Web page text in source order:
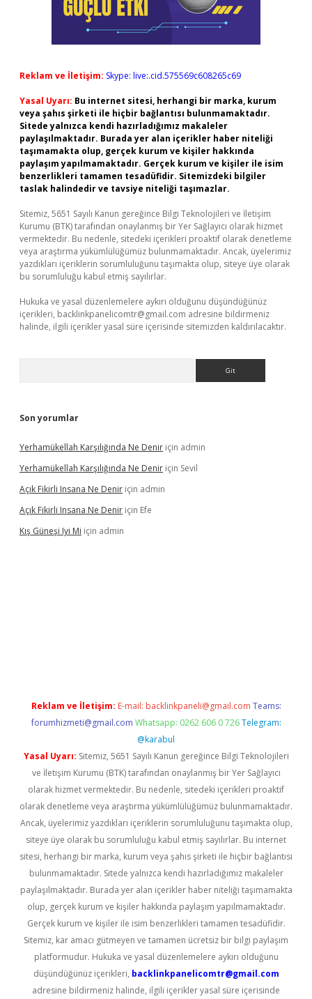
Reklam ve İletişim: Skype: live:.cid.575569c608265c69
Yasal Uyarı: Bu internet sitesi, herhangi bir marka, kurum
veya şahıs şirketi ile hiçbir bağlantısı bulunmamaktadır.
Sitede yalnızca kendi hazırladığımız makaleler
paylaşılmaktadır. Burada yer alan içerikler haber niteliği
taşımamakta olup, gerçek kurum ve kişiler hakkında
paylaşım yapılmamaktadır. Gerçek kurum ve kişiler ile isim
benzerlikleri tamamen tesadüfidir. Sitemizdeki bilgiler
taslak halindedir ve tavsiye niteliği taşımazlar.
Sitemiz, 5651 Sayılı Kanun gereğince Bilgi Teknolojileri ve İletişim
Kurumu (BTK) tarafından onaylanmış bir Yer Sağlayıcı olarak hizmet
vermektedir. Bu nedenle, sitedeki içerikleri proaktif olarak denetleme
veya araştırma yükümlülüğümüz bulunmamaktadır. Ancak, üyelerimiz
yazdıkları içeriklerin sorumluluğunu taşımakta olup, siteye üye olarak
bu sorumluluğu kabul etmiş sayılırlar.
Hukuka ve yasal düzenlemelere aykırı olduğunu düşündüğünüz
içerikleri, backlinkpanelicomtr@gmail.com adresine bildirmeniz
halinde, ilgili içerikler yasal süre içerisinde sitemizden kaldırılacaktır.
Son yorumlar
Yerhamükellah Karşılığında Ne Denir için admin
Yerhamükellah Karşılığında Ne Denir için Sevil
Açık Fikirli Insana Ne Denir için admin
Açık Fikirli Insana Ne Denir için Efe
Kış Güneşi Iyi Mi için admin
Reklam ve İletişim: E-mail: backlinkpaneli@gmail.com Teams:
forumhizmeti@gmail.com Whatsapp: 0262 606 0 726 Telegram:
@karabul
Yasal Uyarı: Sitemiz, 5651 Sayılı Kanun gereğince Bilgi Teknolojileri
ve İletişim Kurumu (BTK) tarafından onaylanmış bir Yer Sağlayıcı
olarak hizmet vermektedir. Bu nedenle, sitedeki içerikleri proaktif
olarak denetleme veya araştırma yükümlülüğümüz bulunmamaktadır.
Ancak, üyelerimiz yazdıkları içeriklerin sorumluluğunu taşımakta olup,
siteye üye olarak bu sorumluluğu kabul etmiş sayılırlar. Bu internet
sitesi, herhangi bir marka, kurum veya şahıs şirketi ile hiçbir bağlantısı
bulunmamaktadır. Sitede yalnızca kendi hazırladığımız makaleler
paylaşılmaktadır. Burada yer alan içerikler haber niteliği taşımamakta
olup, gerçek kurum ve kişiler hakkında paylaşım yapılmamaktadır.
Gerçek kurum ve kişiler ile isim benzerlikleri tamamen tesadüfidir.
Sitemiz, kar amacı gütmeyen ve tamamen ücretsiz bir bilgi paylaşım
platformudur. Hukuka ve yasal düzenlemelere aykırı olduğunu
düşündüğünüz içerikleri, backlinkpanelicomtr@gmail.com
adresine bildirmeniz halinde, ilgili içerikler yasal süre içerisinde